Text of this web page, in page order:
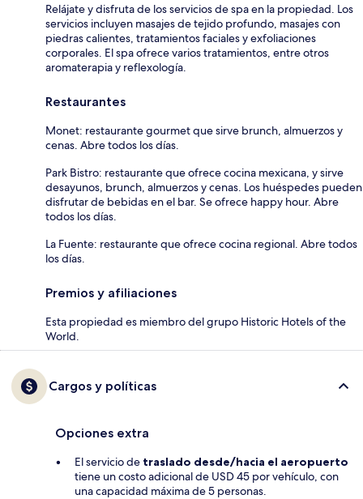
Relájate y disfruta de los servicios de spa en la propiedad. Los
servicios incluyen masajes de tejido profundo, masajes con
piedras calientes, tratamientos faciales y exfoliaciones
corporales. El spa ofrece varios tratamientos, entre otros
aromaterapia y reflexología.
Restaurantes
Monet: restaurante gourmet que sirve brunch, almuerzos y
cenas. Abre todos los días.
Park Bistro: restaurante que ofrece cocina mexicana, y sirve
desayunos, brunch, almuerzos y cenas. Los huéspedes pueden
disfrutar de bebidas en el bar. Se ofrece happy hour. Abre
todos los días.
La Fuente: restaurante que ofrece cocina regional. Abre todos
los días.
Premios y afiliaciones
Esta propiedad es miembro del grupo Historic Hotels of the
World.
Cargos y políticas
Opciones extra
El servicio de traslado desde/hacia el aeropuerto
tiene un costo adicional de USD 45 por vehículo, con
una capacidad máxima de 5 personas.